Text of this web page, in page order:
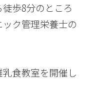
歩8分のところ
ク管理栄養士の
食教室を開催し